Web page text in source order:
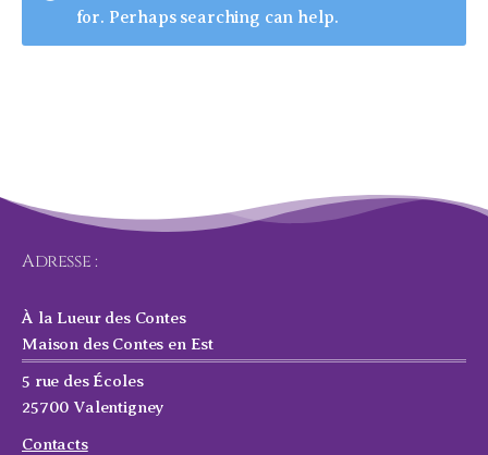
for. Perhaps searching can help.
Adresse :
À la Lueur des Contes
Maison des Contes en Est
5 rue des Écoles
25700 Valentigney
Contacts